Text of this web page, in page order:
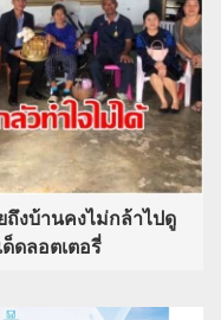
ถึงบ้านคงไม่กล้าไปดู
ดลอตเตอรี่